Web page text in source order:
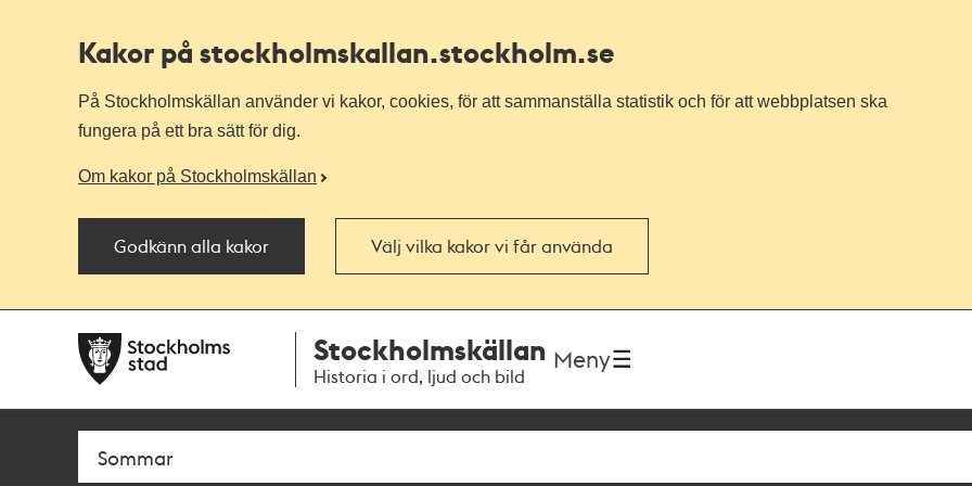
Kakor på stockholmskallan.stockholm.se
På Stockholmskällan använder vi kakor, cookies, för att sammanställa statistik och för att webbplatsen ska
fungera på ett bra sätt för dig.
Om kakor på Stockholmskällan
Godkänn alla kakor Välj vilka kakor vi får använda
navigationen
huvudinnehållet
Stockholmskällan
Historia i ord, ljud och bild
Meny
Sök